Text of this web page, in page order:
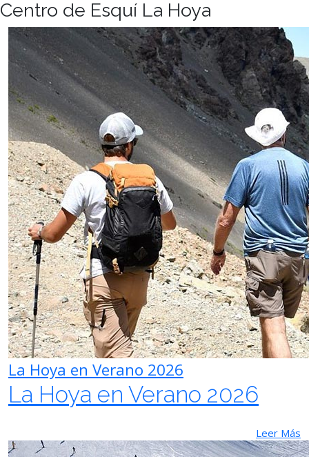
Centro de Esquí La Hoya
La Hoya en Verano 2026
La Hoya en Verano 2026
Leer Más